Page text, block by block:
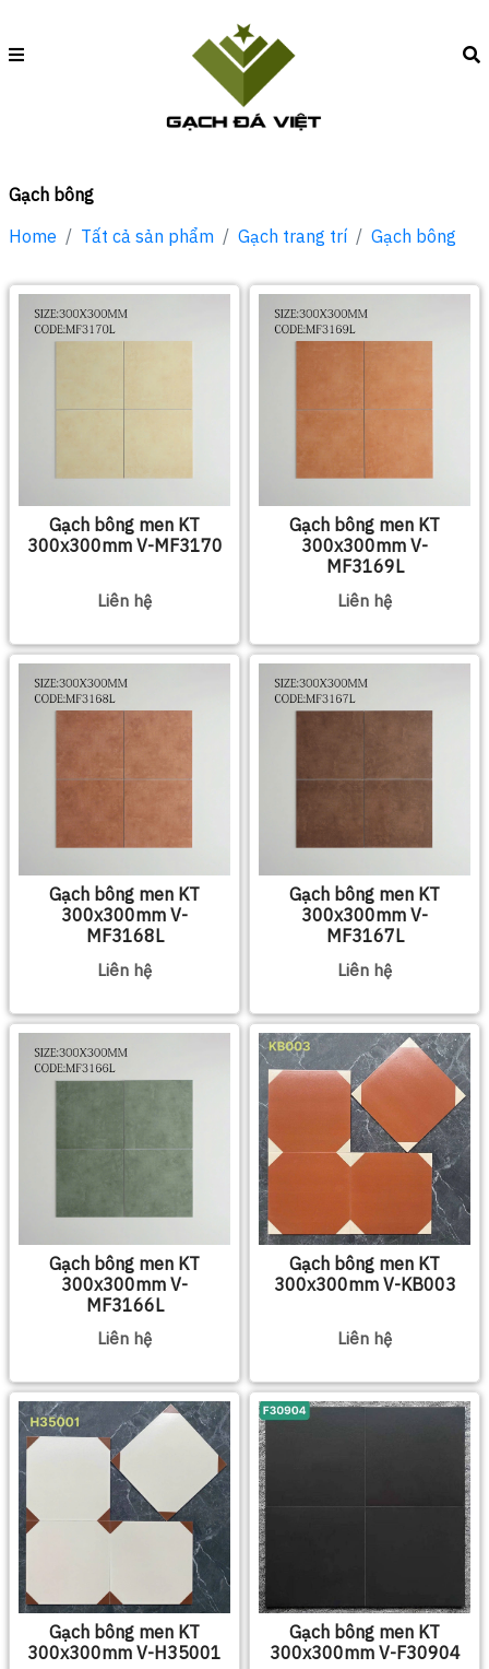
Gạch bông
Home
Tất cả sản phẩm Gạch trang trí Gạch bông
Gạch bông men KT
300x300mm V-MF3170
Liên hệ
Gạch bông men KT
300x300mm V-
MF3169L
Liên hệ
Gạch bông men KT
300x300mm V-
MF3168L
Liên hệ
Gạch bông men KT
300x300mm V-
MF3167L
Liên hệ
Gạch bông men KT
300x300mm V-
MF3166L
Liên hệ
Gạch bông men KT
300x300mm V-KB003
Liên hệ
Gạch bông men KT
300x300mm V-H35001
Gạch bông men KT
300x300mm V-F30904